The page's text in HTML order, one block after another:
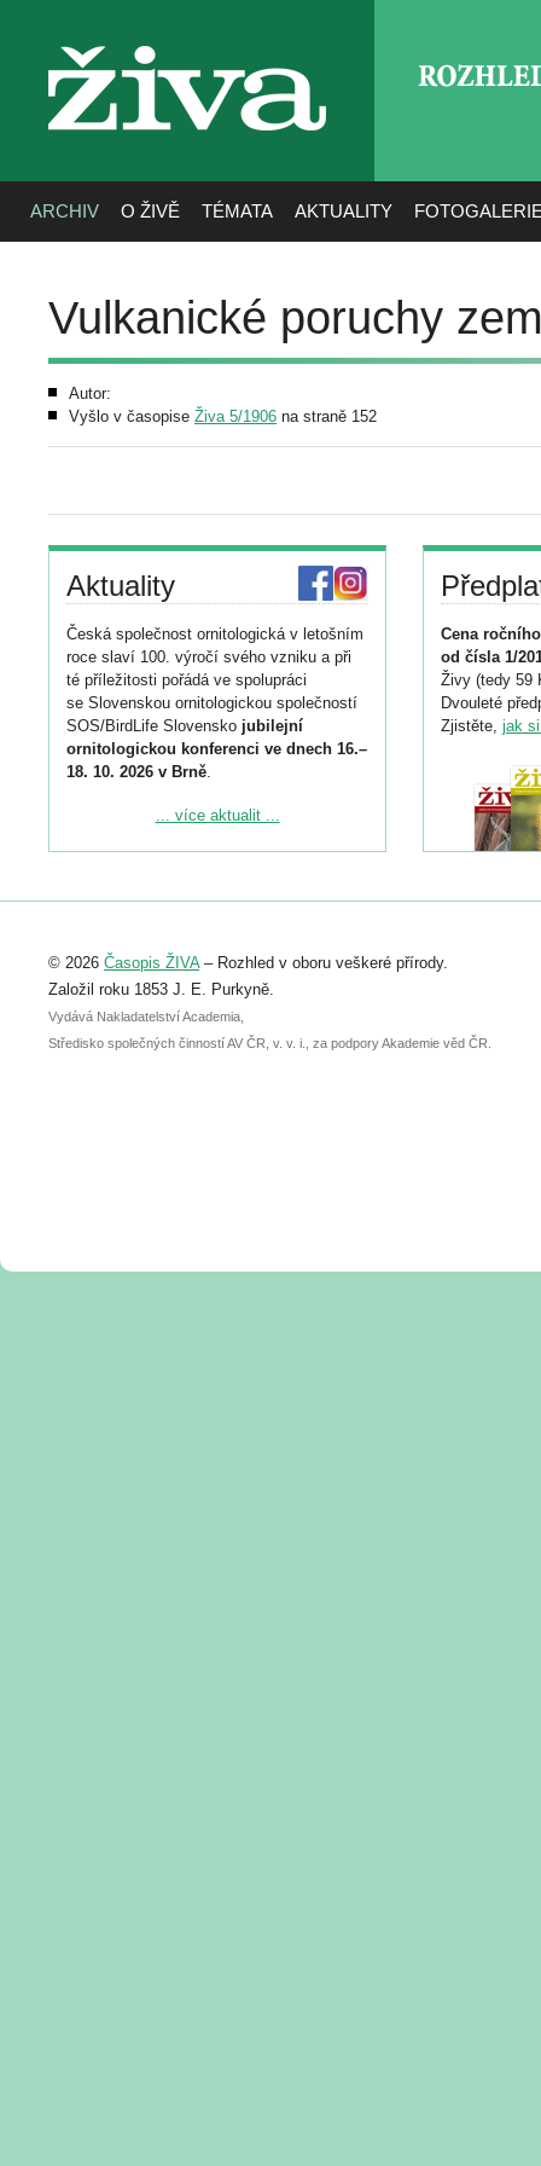
živa
ARCHIV O ŽIVĚ TÉMATA AKTUALITY
Vulkanické poruchy
Autor:
Vyšlo v časopise Živa 5/1906 na straně 152
Aktuality
Česká společnost ornitologická v letošním
roce slaví 100. výročí svého vzniku a při
té příležitosti pořádá ve spolupráci
se Slovenskou ornitologickou společností
SOS/BirdLife Slovensko jubilejní
ornitologickou konferenci ve dnech 16.–
18. 10. 2026 v Brně.
Podrobnější informace ke konferenci
Registrovat se můžete do 6. září.
abstraktu přihlášené přednášky nebo
posteru je už 30. června.
... více aktualit ...
Cena
od čísla 1/
Živy (tedy 59
Dvouleté
Zjistěte, jak
© 2026 Časopis ŽIVA– Rozhled v oboru veškeré přírody.
Založil roku 1853 J. E. Purkyně.
Vydává Nakladatelství Academia,
Středisko společných činností AV ČR, v. v. i., za podpory Akademie věd ČR.